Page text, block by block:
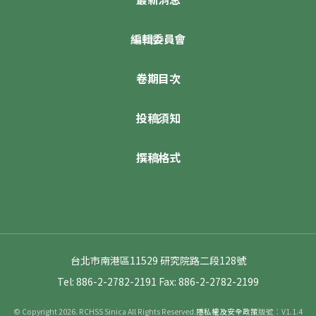
編輯委員會
卷期目次
投稿須知
撰稿格式
台北市南港區11529 研究院路二段128號
Tel: 886-2-2782-2191 Fax: 886-2-2782-2199
© Copyright 2026. RCHSS Sinica All Rights Reserved.隱私權及安全政策版號：V1.1.4